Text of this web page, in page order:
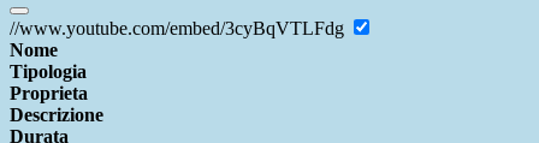
//www.youtube.com/embed/3cyBqVTLFdg
Nome
Tipologia
Proprieta
Descrizione
Durata